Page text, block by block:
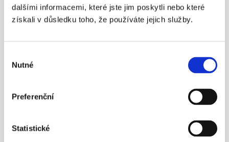
dalšími informacemi, které jste jim poskytli nebo které
získali v důsledku toho, že používáte jejich služby.
souhlasu
Nutné
Preferenční
Statistické
Aleš Poklop živě v ČT z tiskové